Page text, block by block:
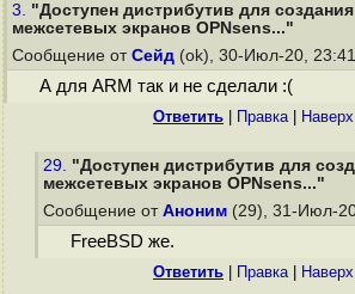
3. "Доступен дистрибутив для создания
межсетевых экранов OPNsens..."
Сообщение от Сейд (ok), 30-Июл-20, 23:41
А для ARM так и не сделали :(
Ответить Правка| Наверх
29. "Доступен дистрибутив для
межсетевых экранов OPNsens..."
Сообщение от Аноним (29), 31-Июл-
FreeBSD же.
Ответить Правка| Наверх